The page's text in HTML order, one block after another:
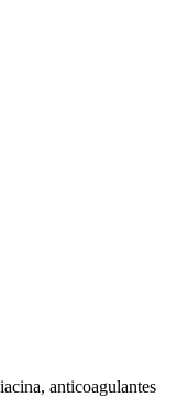
anticoagulantes